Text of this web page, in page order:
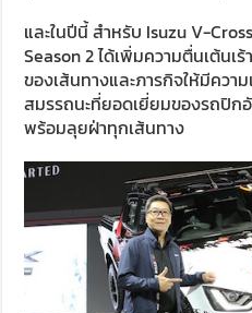
และในปีนี้ สำหรับ Isuzu V-
Season 2 ได้เพิ่มความตื่นเต้นเ
ของเส้นทางและภารกิจให้มีคว
สมรรถนะที่ยอดเยี่ยมของรถปิก
พร้อมลุยฝ่าทุกเส้นทาง